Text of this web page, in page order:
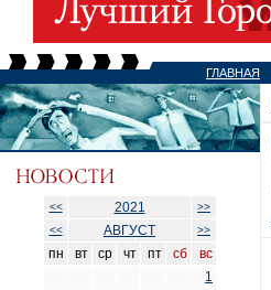
ГЛАВНАЯ
<< 2021
>>
<<
АВГУСТ >>
пн вт ср чт пт сб
вс
1